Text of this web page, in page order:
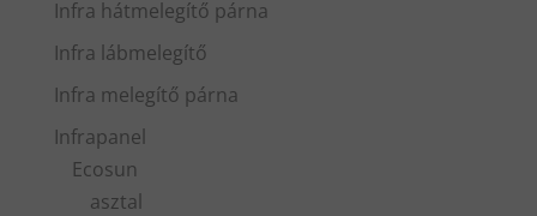
Infra hátmelegítő párna
Infra lábmelegítő
Infra melegítő párna
Infrapanel
Ecosun
asztal